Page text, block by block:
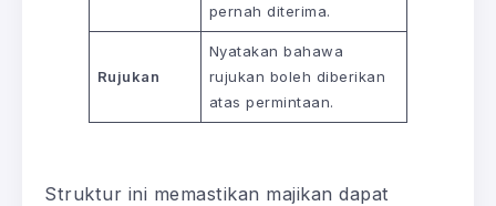
pernah diterima.
Rujukan
Nyatakan bahawa
rujukan boleh diberikan
atas permintaan.
Struktur ini memastikan majikan dapat